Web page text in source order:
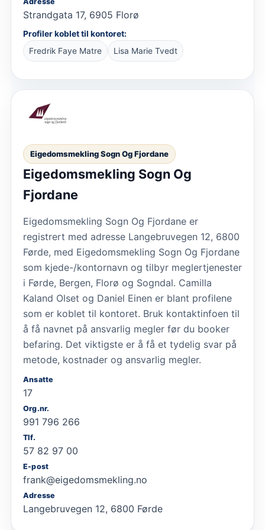
Strandgata 17, 6905 Florø
Profiler koblet til kontoret:
Fredrik Faye Matre
Lisa Marie Tvedt
Eigedomsmekling Sogn Og Fjordane
Eigedomsmekling Sogn Og
Fjordane
Eigedomsmekling Sogn Og Fjordane er
registrert med adresse Langebruvegen 12, 6800
Førde, med Eigedomsmekling Sogn Og Fjordane
som kjede-/kontornavn og tilbyr meglertjenester
i Førde, Bergen, Florø og Sogndal. Camilla
Kaland Olset og Daniel Einen er blant profilene
som er koblet til kontoret. Bruk kontaktinfoen til
å få navnet på ansvarlig megler før du booker
befaring. Det viktigste er å få et tydelig svar på
metode, kostnader og ansvarlig megler.
Ansatte
17
Org.nr.
991 796 266
Tlf.
57 82 97 00
E-post
frank@eigedomsmekling.no
Adresse
Langebruvegen 12, 6800 Førde